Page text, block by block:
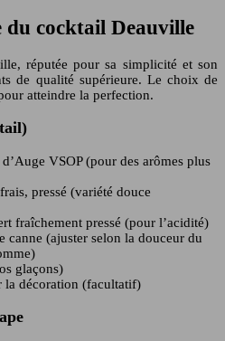
du cocktail Deauville
réputée pour sa simplicité et son
de qualité supérieure. Le choix de
atteindre la perfection.
VSOP (pour des arômes plus
pressé (variété douce
fraîchement pressé (pour l’acidité)
canne (ajuster selon la douceur du
glaçons)
la décoration (facultatif)